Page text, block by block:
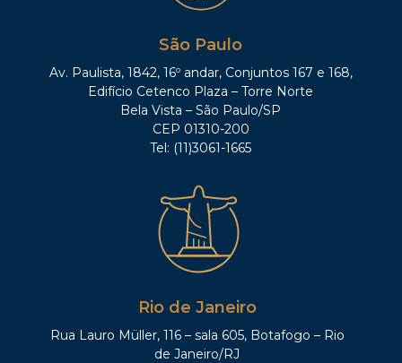
São Paulo
Av. Paulista, 1842, 16º andar, Conjuntos 167 e 168,
Edifício Cetenco Plaza – Torre Norte
Bela Vista – São Paulo/SP
CEP 01310-200
Tel: (11)3061-1665
Rio de Janeiro
Rua Lauro Müller, 116 – sala 605, Botafogo – Rio
de Janeiro/RJ